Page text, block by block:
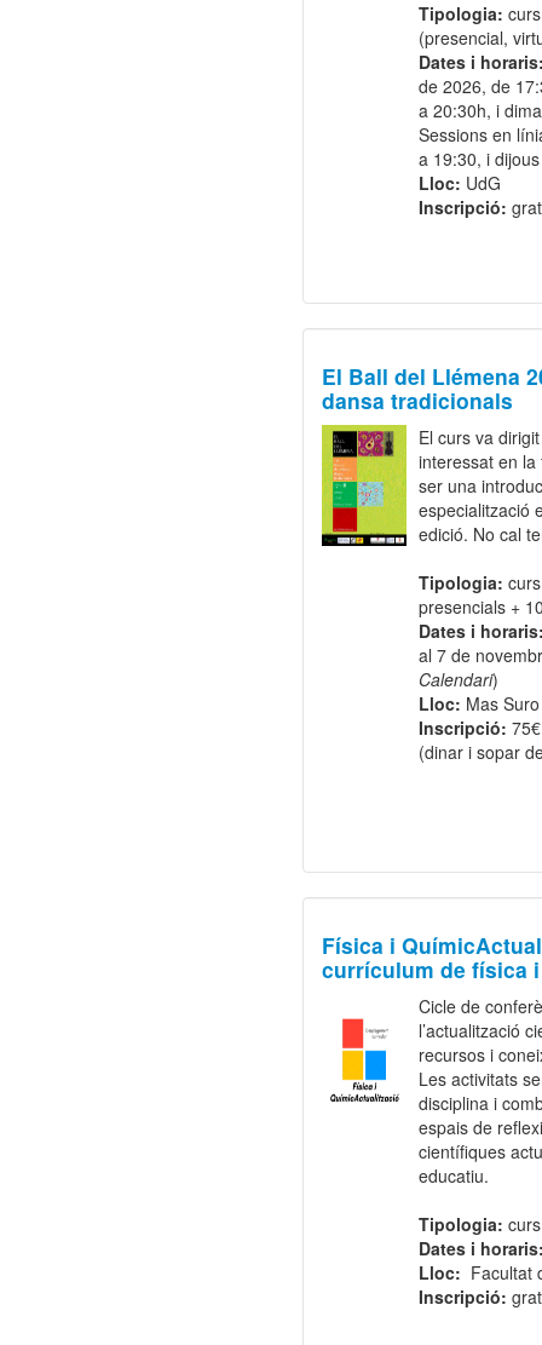
Tipologia:
(presencial,
Dates i
de 2026, de
a 20:30h, i
Sessions en
a 19:30, i
Lloc: UdG
Inscripció:
El Ball del Llémena
dansa tradicionals
El curs va
interessat en
ser una
especialització
edició. No cal
Tipologia:
presencials +
Dates i
al 7 de
Calendari)
Lloc: Mas
Inscripció:
(dinar i sopar
Física i
currículum de física
Cicle de
l’actualització
recursos i
Les activitats
disciplina i
espais de
científiques
educatiu.
Tipologia:
Dates i
Lloc: Facultat
Inscripció: